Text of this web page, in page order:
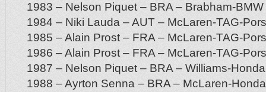
1983 – Nelson Piquet – BRA – Brabham-BMW
1984 – Niki Lauda – AUT – McLaren-TAG-
1985 – Alain Prost – FRA – McLaren-TAG-
1986 – Alain Prost – FRA – McLaren-TAG-
1987 – Nelson Piquet – BRA – Williams-Honda
1988 – Ayrton Senna – BRA – McLaren-Honda